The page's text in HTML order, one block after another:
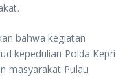
bahwa kegiatan
kepedulian Polda Kepri
masyarakat Pulau